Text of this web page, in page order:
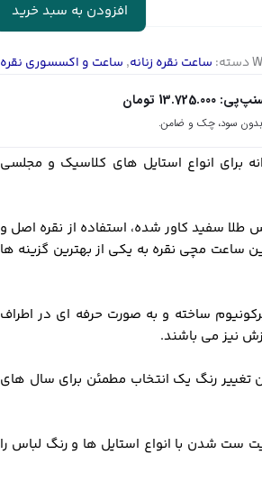
افزودن به سبد خرید
دسته: ساعت نقره زنانه, ساعت و اکسسوری نقره
13.725.000 تومان
برای انواع استایل های کلاسیک و مجلسی
که با روکشی از جنس طلا سفید کاور شده، استفاده از نقره اصل و
ساعت مچی نقره به یکی از بهترین گزینه ها
ساخته و به صورت حرفه ای در اطراف
نیز می باشند.
تغییر رنگ یک انتخاب مطمئن برای سال های
شدن با انواع استایل ها و رنگ لباس را